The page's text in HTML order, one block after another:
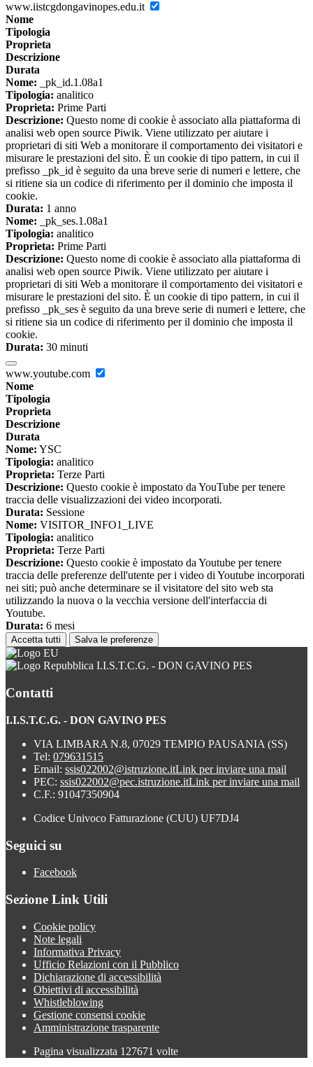
www.iistcgdongavinopes.edu.it
Nome
Tipologia
Proprieta
Descrizione
Durata
Nome: _pk_id.1.08a1
Tipologia: analitico
Proprieta: Prime Parti
Descrizione: Questo nome di cookie è associato alla piattaforma di
analisi web open source Piwik. Viene utilizzato per aiutare i
proprietari di siti Web a monitorare il comportamento dei visitatori e
misurare le prestazioni del sito. È un cookie di tipo pattern, in cui il
prefisso _pk_id è seguito da una breve serie di numeri e lettere, che
si ritiene sia un codice di riferimento per il dominio che imposta il
cookie.
Durata: 1 anno
Nome: _pk_ses.1.08a1
Tipologia: analitico
Proprieta: Prime Parti
Descrizione: Questo nome di cookie è associato alla piattaforma di
analisi web open source Piwik. Viene utilizzato per aiutare i
proprietari di siti Web a monitorare il comportamento dei visitatori e
misurare le prestazioni del sito. È un cookie di tipo pattern, in cui il
prefisso _pk_ses è seguito da una breve serie di numeri e lettere, che
si ritiene sia un codice di riferimento per il dominio che imposta il
cookie.
Durata: 30 minuti
www.youtube.com
Nome
Tipologia
Proprieta
Descrizione
Durata
Nome: YSC
Tipologia: analitico
Proprieta: Terze Parti
Descrizione: Questo cookie è impostato da YouTube per tenere
traccia delle visualizzazioni dei video incorporati.
Durata: Sessione
Nome: VISITOR_INFO1_LIVE
Tipologia: analitico
Proprieta: Terze Parti
Descrizione: Questo cookie è impostato da Youtube per tenere
traccia delle preferenze dell'utente per i video di Youtube incorporati
nei siti; può anche determinare se il visitatore del sito web sta
utilizzando la nuova o la vecchia versione dell'interfaccia di
Youtube.
Durata: 6 mesi
Accetta tutti Salva le preferenze
I.I.S.T.C.G. - DON GAVINO PES
Contatti
I.I.S.T.C.G. - DON GAVINO PES
VIA LIMBARA N.8, 07029 TEMPIO PAUSANIA (SS)
Tel: 079631515
Email: ssis022002@istruzione.itLink per inviare una mail
PEC: ssis022002@pec.istruzione.itLink per inviare una mail
C.F.: 91047350904
Codice Univoco Fatturazione (CUU) UF7DJ4
Seguici su
Facebook
Sezione Link Utili
Cookie policy
Note legali
Informativa Privacy
Ufficio Relazioni con il Pubblico
Dichiarazione di accessibilità
Obiettivi di accessibilità
Whistleblowing
Gestione consensi cookie
Amministrazione trasparente
Pagina visualizzata 127671 volte